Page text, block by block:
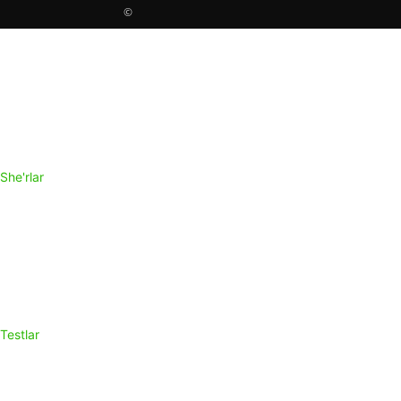
©
She'rlar
Testlar